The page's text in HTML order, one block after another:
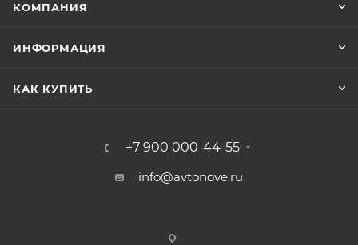
КОМПАНИЯ
ИНФОРМАЦИЯ
КАК КУПИТЬ
+7 900 000-44-55
info@avtonove.ru